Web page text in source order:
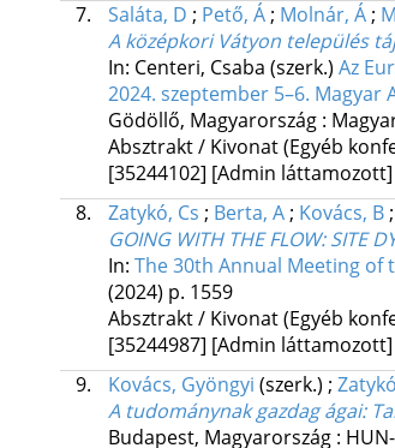
7.
Saláta, D ; Pető, Á; Molnár, Á;
A középkori Vátyon település
In: Centeri, Csaba (szerk.) Az
2024. szeptember 5–6.
Gödöllő, Magyarország :
Absztrakt / Kivonat (Egyéb
[35244102] [Admin láttamozott]
8.
Zatykó, Cs ; Berta, A; Kovács, B;
GOING WITH THE FLOW: SITE
In: The 30th Annual Meeting of
(2024) p. 1559
Absztrakt / Kivonat (Egyéb
[35244987] [Admin láttamozott]
9.
Kovács, Gyöngyi (szerk.) ;
A tudománynak gazdag ágai:
Budapest, Magyarország :